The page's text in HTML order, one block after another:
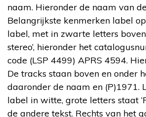
naam. Hieronder de naam van
Belangrijkste kenmerken label
label, met in zwarte letters
stereo’, hieronder het
code (LSP 4499) APRS 4594.
De tracks staan boven en onder
daaronder de naam en (P)1971.
label in witte, grote letters staat
de andere tekst. Rechts van het